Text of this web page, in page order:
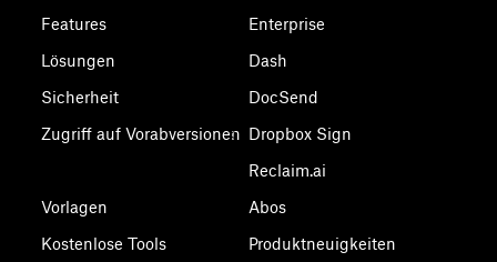
Features
Lösungen
Sicherheit
Zugriff auf Vorabversionen
Vorlagen
Kostenlose Tools
Enterprise
Dash
DocSend
Dropbox Sign
Reclaim.ai
Abos
Produktneuigkeiten